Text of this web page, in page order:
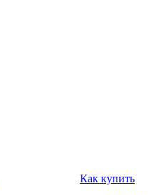
Как купить